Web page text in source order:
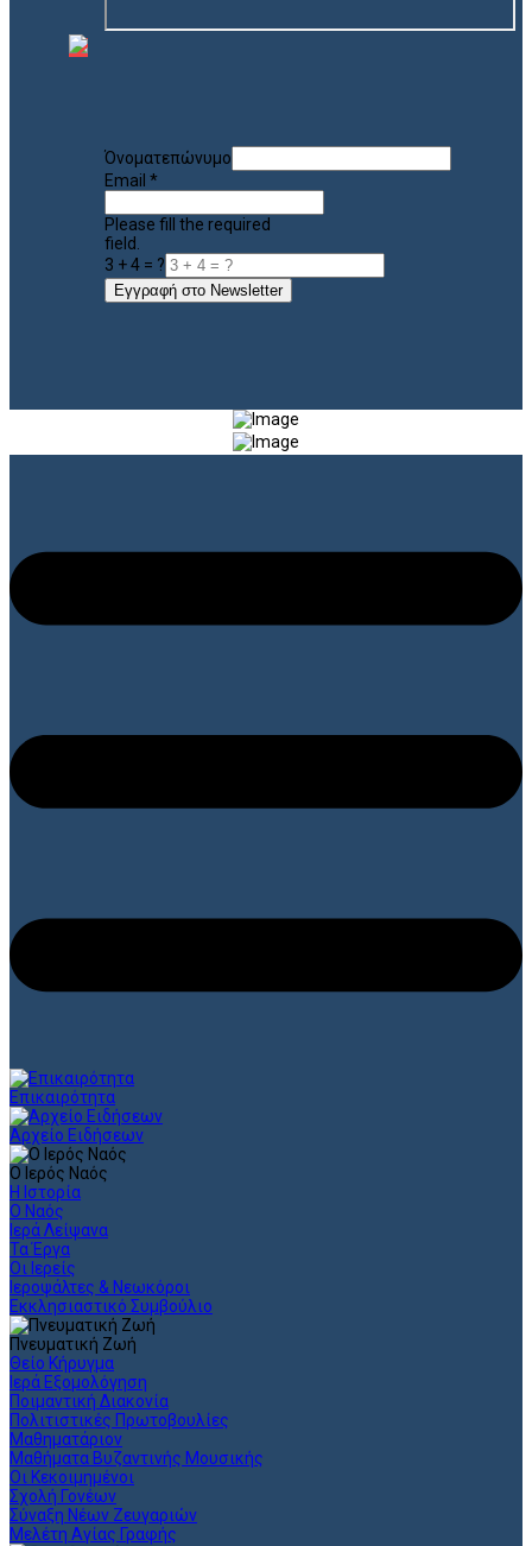
Όνοματεπώνυμο
Email *
Please fill the required
field.
3 + 4 = ?
Εγγραφή στο Newsletter
Επικαιρότητα
Αρχείο Ειδήσεων
Ο Ιερός Ναός
Η Ιστορία
Ο Ναός
Ιερά Λείψανα
Τα Έργα
Οι Ιερείς
Ιεροψάλτες & Νεωκόροι
Εκκλησιαστικό Συμβούλιο
Πνευματική Ζωή
Θείο Κήρυγμα
Ιερά Εξομολόγηση
Ποιμαντική Διακονία
Πολιτιστικές Πρωτοβουλίες
Μαθηματάριον
Μαθήματα Βυζαντινής Μουσικής
Οι Κεκοιμημένοι
Σχολή Γονέων
Σύναξη Νέων Ζευγαριών
Μελέτη Αγίας Γραφής